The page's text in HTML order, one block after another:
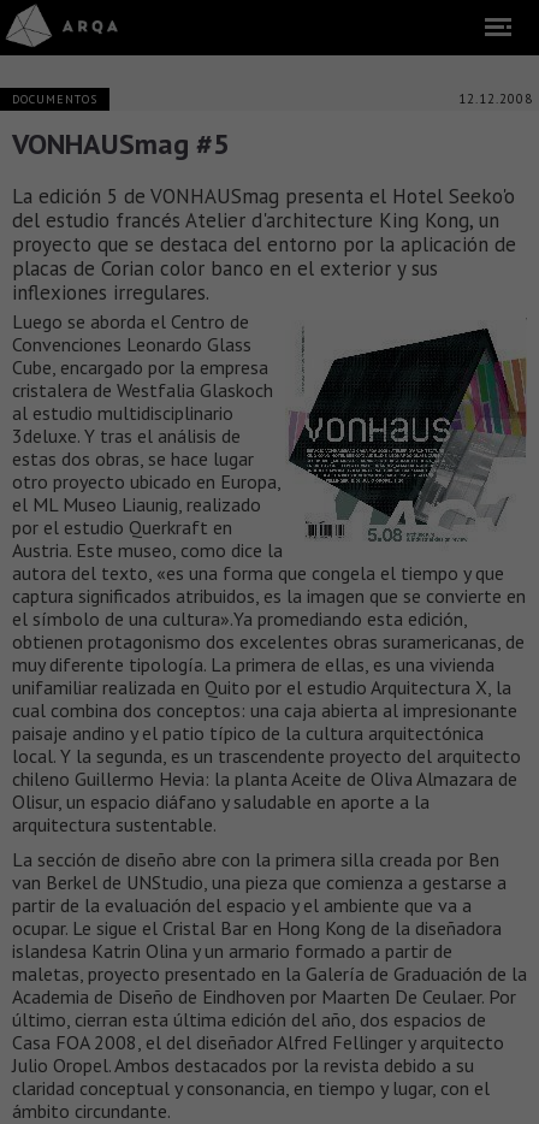
DOCUMENTOS 12.12.2008
VONHAUSmag #5
La edición 5 de VONHAUSmag presenta el Hotel Seeko'o
del estudio francés Atelier d'architecture King Kong, un
proyecto que se destaca del entorno por la aplicación de
placas de Corian color banco en el exterior y sus
inflexiones irregulares.
Luego se aborda el Centro de
Convenciones Leonardo Glass
Cube, encargado por la empresa
cristalera de Westfalia Glaskoch
al estudio multidisciplinario
3deluxe. Y tras el análisis de
estas dos obras, se hace lugar
otro proyecto ubicado en Europa,
el ML Museo Liaunig, realizado
por el estudio Querkraft en
Austria. Este museo, como dice la
autora del texto, «es una forma que congela el tiempo y que
captura significados atribuidos, es la imagen que se convierte en
el símbolo de una cultura».Ya promediando esta edición,
obtienen protagonismo dos excelentes obras suramericanas, de
muy diferente tipología. La primera de ellas, es una vivienda
unifamiliar realizada en Quito por el estudio Arquitectura X, la
cual combina dos conceptos: una caja abierta al impresionante
paisaje andino y el patio típico de la cultura arquitectónica
local. Y la segunda, es un trascendente proyecto del arquitecto
chileno Guillermo Hevia: la planta Aceite de Oliva Almazara de
Olisur, un espacio diáfano y saludable en aporte a la
arquitectura sustentable.
La sección de diseño abre con la primera silla creada por Ben
van Berkel de UNStudio, una pieza que comienza a gestarse a
partir de la evaluación del espacio y el ambiente que va a
ocupar. Le sigue el Cristal Bar en Hong Kong de la diseñadora
islandesa Katrin Olina y un armario formado a partir de
maletas, proyecto presentado en la Galería de Graduación de la
Academia de Diseño de Eindhoven por Maarten De Ceulaer. Por
último, cierran esta última edición del año, dos espacios de
Casa FOA 2008, el del diseñador Alfred Fellinger y arquitecto
Julio Oropel. Ambos destacados por la revista debido a su
claridad conceptual y consonancia, en tiempo y lugar, con el
ámbito circundante.